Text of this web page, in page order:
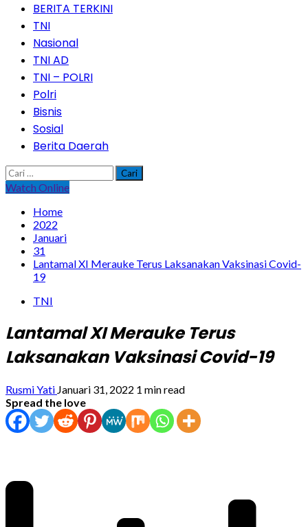
BERITA TERKINI
TNI
Nasional
TNI AD
TNI – POLRI
Polri
Bisnis
Sosial
Berita Daerah
Cari
untuk:
Watch Online
Home
2022
Januari
31
Lantamal XI Merauke Terus Laksanakan Vaksinasi Covid-
19
TNI
Lantamal XI Merauke Terus
Laksanakan Vaksinasi Covid-19
Rusmi Yati Januari 31, 2022 1 min read
Spread the love